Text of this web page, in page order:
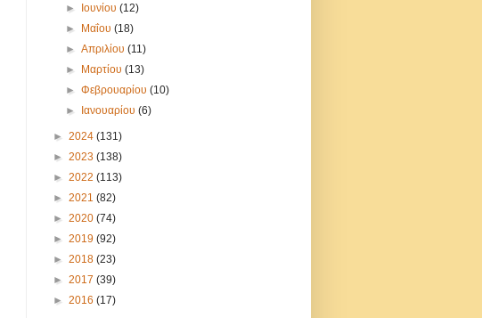
►
Ιουνίου(12)
►
Μαΐου(18)
►Απριλίου(11)
►
Μαρτίου(13)
►Φεβρουαρίου(10)
►
Ιανουαρίου(6)
► 2024 (131)
► 2023 (138)
► 2022 (113)
► 2021 (82)
► 2020 (74)
► 2019 (92)
► 2018 (23)
► 2017 (39)
► 2016 (17)